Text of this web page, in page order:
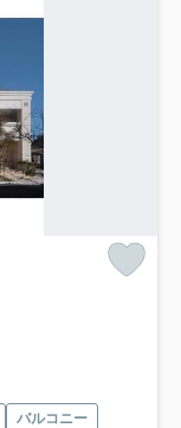
バルコニー